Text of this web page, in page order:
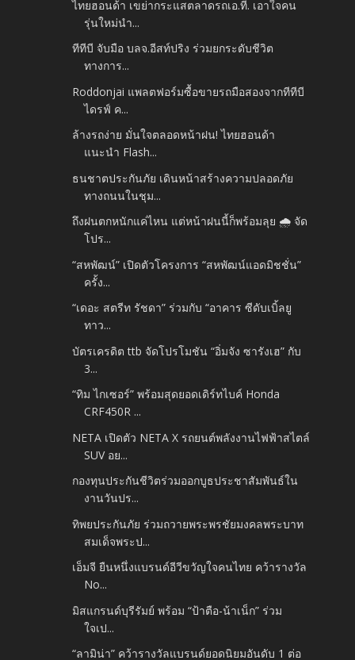
ไทยฮอนด้า เขย่ากระแสตลาดรถเอ.ที. เอาใจคน
รุ่นใหม่นำ...
ทีทีบี จับมือ บลจ.อีสท์ปริง ร่วมยกระดับชีวิต
ทางการ...
Roddonjai แพลตฟอร์มซื้อขายรถมือสองจากทีทีบี
ไดรฟ์ ค...
ล้างรถง่าย มั่นใจตลอดหน้าฝน! ไทยฮอนด้า
แนะนำ Flash...
ธนชาตประกันภัย เดินหน้าสร้างความปลอดภัย
ทางถนนในชุม...
ถึงฝนตกหนักแค่ไหน แต่หน้าฝนนี้ก็พร้อมลุย 🌧 จัด
โปร...
“สหพัฒน์” เปิดตัวโครงการ “สหพัฒน์แอดมิชชั่น”
ครั้ง...
“เดอะ สตรีท รัชดา” ร่วมกับ “อาคาร ซีดับเบิ้ลยู
ทาว...
บัตรเครดิต ttb จัดโปรโมชัน “อิ่มจัง ซารังเฮ” กับ
3...
“ทิม ไกเซอร์” พร้อมสุดยอดเดิร์ทไบค์ Honda
CRF450R ...
NETA เปิดตัว NETA X รถยนต์พลังงานไฟฟ้าสไตล์
SUV อย...
กองทุนประกันชีวิตร่วมออกบูธประชาสัมพันธ์ใน
งานวันปร...
ทิพยประกันภัย ร่วมถวายพระพรชัยมงคลพระบาท
สมเด็จพระป...
เอ็มจี ยืนหนึ่งแบรนด์อีวีขวัญใจคนไทย คว้ารางวัล
No...
มิสแกรนด์บุรีรัมย์ พร้อม “ป้าตือ-น้าเน็ก” ร่วม
ใจเป...
“ลามิน่า” คว้ารางวัลแบรนด์ยอดนิยมอันดับ 1 ต่อ